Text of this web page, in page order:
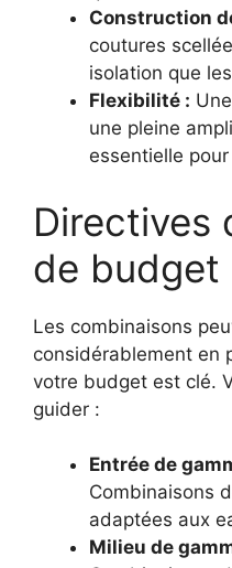
Construction
coutures
isolation que
Flexibilité :
une pleine
essentielle
Directives
de budget
Les combinaisons
considérablement en
votre budget est clé.
guider :
Entrée de
Combinaisons
adaptées aux
Milieu de